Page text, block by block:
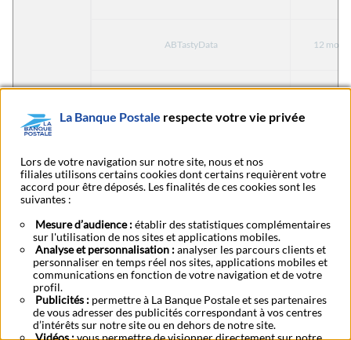
AB Tasty
ABTastyData 12 mois
Durée de
abCampaign1430411
session
abtasty_segmentation-1313949
Durée de
session
La Banque Postale respecte votre vie privée
Lors de votre navigation sur notre site, nous et nos
filiales utilisons certains cookies dont certains requièrent votre
accord pour être déposés. Les finalités de ces cookies sont les
suivantes :
Mesure d’audience :établir des statistiques complémentaires
sur l'utilisation de nos sites et applications mobiles.
Analyse et personnalisation :analyser les parcours clients et
personnaliser en temps réel nos sites, applications mobiles et
communications en fonction de votre navigation et de votre
profil.
Publicités : permettre à La Banque Postale et ses partenaires
de vous adresser des publicités correspondant à vos centres
d’intérêts sur notre site ou en dehors de notre site.
Vidéos :vous permettre de visionner directement sur notre